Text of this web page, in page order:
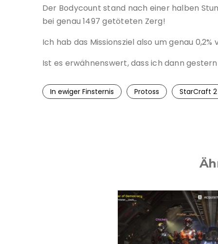
Der Bodycount stand nach einer halben
bei genau 1497 getöteten Zerg!
Ich hab das Missionsziel also um genau
Ist es erwähnenswert, dass ich dann
In ewiger Finsternis Protoss StarCraft 2